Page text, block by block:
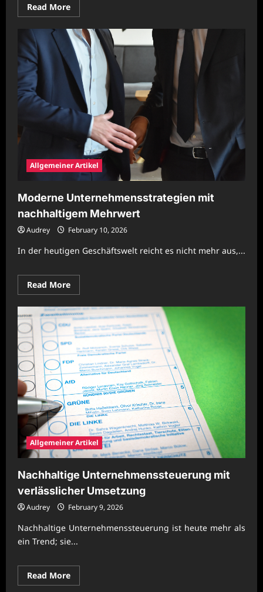
Read MoreRead
more
Nachhaltige
Unternehmenssteuerung
mit
moderner
Organisationsarchitektur
Allgemeiner Artikel
Moderne Unternehmensstrategien mit
nachhaltigem Mehrwert
Audrey February 10, 2026
In der heutigen Geschäftswelt reicht es nicht mehr aus,...
Read MoreRead
more
Moderne
Unternehmensstrategien
mit
nachhaltigem
Mehrwert
Allgemeiner Artikel
Nachhaltige Unternehmenssteuerung mit
verlässlicher Umsetzung
Audrey February 9, 2026
Nachhaltige Unternehmenssteuerung ist heute mehr als
ein Trend; sie...
Read MoreRead
more